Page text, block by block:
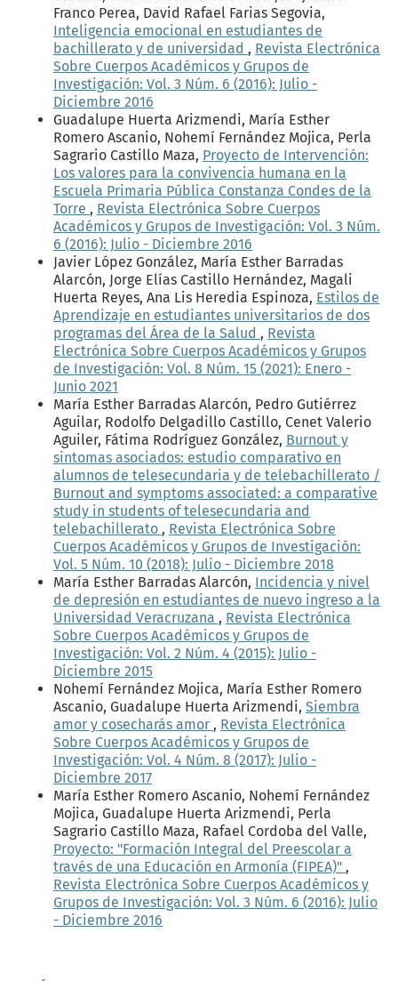
Franco Perea, David Rafael Farias Segovia,
Inteligencia emocional en estudiantes de
bachillerato y de universidad , Revista Electrónica
Sobre Cuerpos Académicos y Grupos de
Investigación: Vol. 3 Núm. 6 (2016): Julio -
Diciembre 2016
Guadalupe Huerta Arizmendi, María Esther
Romero Ascanio, Nohemí Fernández Mojica, Perla
Sagrario Castillo Maza, Proyecto de Intervención:
Los valores para la convivencia humana en la
Escuela Primaria Pública Constanza Condes de la
Torre , Revista Electrónica Sobre Cuerpos
Académicos y Grupos de Investigación: Vol. 3 Núm.
6 (2016): Julio - Diciembre 2016
Javier López González, María Esther Barradas
Alarcón, Jorge Elías Castillo Hernández, Magali
Huerta Reyes, Ana Lis Heredia Espinoza, Estilos de
Aprendizaje en estudiantes universitarios de dos
programas del Área de la Salud , Revista
Electrónica Sobre Cuerpos Académicos y Grupos
de Investigación: Vol. 8 Núm. 15 (2021): Enero -
Junio 2021
María Esther Barradas Alarcón, Pedro Gutiérrez
Aguilar, Rodolfo Delgadillo Castillo, Cenet Valerio
Aguiler, Fátima Rodríguez González, Burnout y
sintomas asociados: estudio comparativo en
alumnos de telesecundaria y de telebachillerato /
Burnout and symptoms associated: a comparative
study in students of telesecundaria and
telebachillerato , Revista Electrónica Sobre
Cuerpos Académicos y Grupos de Investigación:
Vol. 5 Núm. 10 (2018): Julio - Diciembre 2018
María Esther Barradas Alarcón, Incidencia y nivel
de depresión en estudiantes de nuevo ingreso a la
Universidad Veracruzana , Revista Electrónica
Sobre Cuerpos Académicos y Grupos de
Investigación: Vol. 2 Núm. 4 (2015): Julio -
Diciembre 2015
Nohemí Fernández Mojica, María Esther Romero
Ascanio, Guadalupe Huerta Arizmendi, Siembra
amor y cosecharás amor , Revista Electrónica
Sobre Cuerpos Académicos y Grupos de
Investigación: Vol. 4 Núm. 8 (2017): Julio -
Diciembre 2017
María Esther Romero Ascanio, Nohemí Fernández
Mojica, Guadalupe Huerta Arizmendi, Perla
Sagrario Castillo Maza, Rafael Cordoba del Valle,
Proyecto: "Formación Integral del Preescolar a
través de una Educación en Armonía (FIPEA)" ,
Revista Electrónica Sobre Cuerpos Académicos y
Grupos de Investigación: Vol. 3 Núm. 6 (2016): Julio
- Diciembre 2016